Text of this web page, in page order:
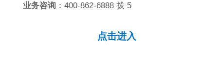
业务咨询 ：400-862-6888 拨 5
点击进入